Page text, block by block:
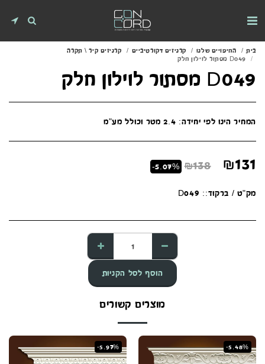
בית החיפויים שלנו קרניזים דקורטיביים
קרניזים קיר \ תקרה
D049 מסתור לוילון חלק
D049 מסתור לוילון חלק
המחיר הינו לפי יחידה: 2.4 מטר וכולל מע"מ
₪131
₪138
-5.07%
מק"ט / ברקוד:: D049
הוסף לסל הקניות
מוצרים קשורים
-5.48%
-5.97%